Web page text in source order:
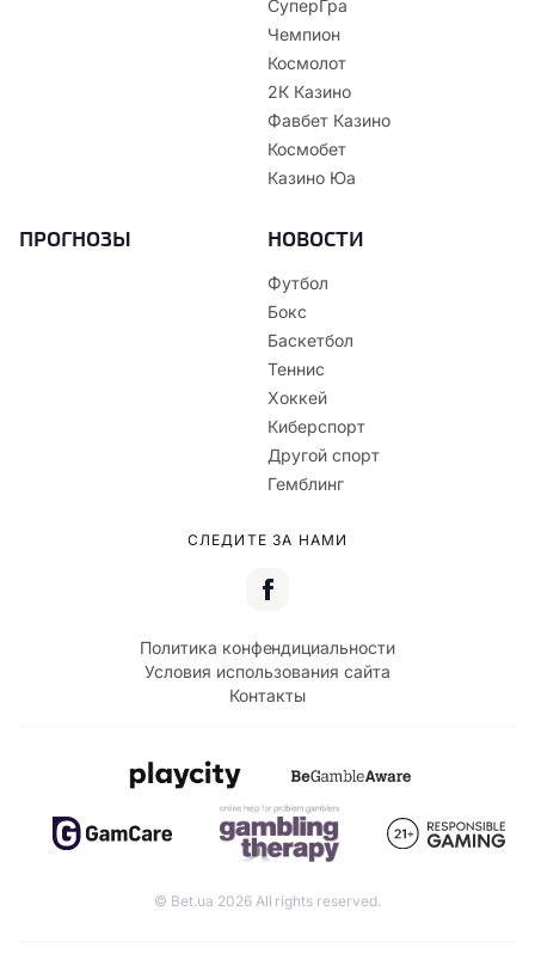
СуперГра
Чемпион
Космолот
2К Казино
Фавбет Казино
Космобет
Казино Юа
ПРОГНОЗЫ НОВОСТИ
Футбол
Бокс
Баскетбол
Теннис
Хоккей
Киберспорт
Другой спорт
Гемблинг
СЛЕДИТЕ ЗА НАМИ
Политика конфендициальности
Условия использования сайта
Контакты
© Bet.ua 2026 All rights reserved.